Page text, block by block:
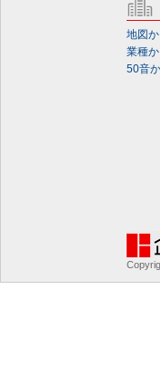
地図
業種
50音